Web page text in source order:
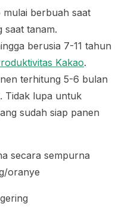
berbuah saat
saat tanam.
berusia 7-11 tahun
Kakao.
terhitung 5-6 bulan
Tidak lupa untuk
sudah siap panen
secara sempurna
oranye